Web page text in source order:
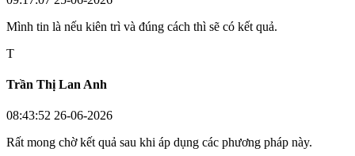
Mình tin là nếu kiên trì và đúng cách thì sẽ có kết quả.
T
Trần Thị Lan Anh
08:43:52 26-06-2026
Rất mong chờ kết quả sau khi áp dụng các phương pháp này.